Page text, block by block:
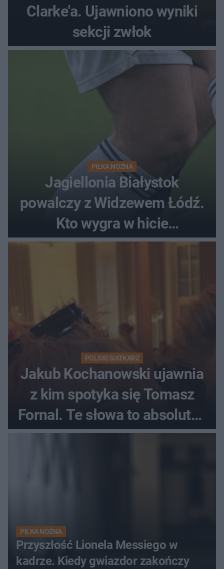
Clarke'a. Ujawniono wyniki
sekcji zwłok
PIŁKA NOŻNA
Jagiellonia Białystok
powalczy z Widzewem Łódź.
Kto wygra w hicie
Ekstraklasy?
POLSKI SIATKARZ
Jakub Kochanowski ujawnia
z kim spotyka się Tomasz
Fornal. Te słowa to absolutny
hit
PIŁKA NOŻNA
Przyszłość Lionela Messiego w
kadrze. Kiedy gwiazdor zakończy